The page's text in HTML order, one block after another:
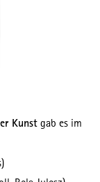
Kunst gab es im